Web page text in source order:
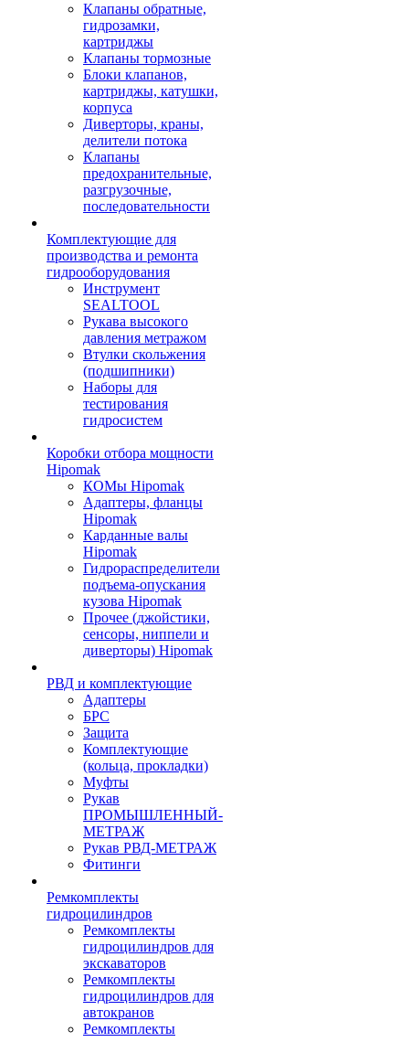
Клапаны обратные,
гидрозамки,
картриджы
Клапаны тормозные
Блоки клапанов,
картриджы, катушки,
корпуса
Диверторы, краны,
делители потока
Клапаны
предохранительные,
разгрузочные,
последовательности
Комплектующие для
производства и ремонта
гидрооборудования
Инструмент
SEALTOOL
Рукава высокого
давления метражом
Втулки скольжения
(подшипники)
Наборы для
тестирования
гидросистем
Коробки отбора мощности
Hipomak
КОМы Hipomak
Адаптеры, фланцы
Hipomak
Карданные валы
Hipomak
Гидрораспределители
подъема-опускания
кузова Hipomak
Прочее (джойстики,
сенсоры, ниппели и
диверторы) Hipomak
РВД и комплектующие
Адаптеры
БРС
Защита
Комплектующие
(кольца, прокладки)
Муфты
Рукав
ПРОМЫШЛЕННЫЙ-
МЕТРАЖ
Рукав РВД-МЕТРАЖ
Фитинги
Ремкомплекты
гидроцилиндров
Ремкомплекты
гидроцилиндров для
экскаваторов
Ремкомплекты
гидроцилиндров для
автокранов
Ремкомплекты